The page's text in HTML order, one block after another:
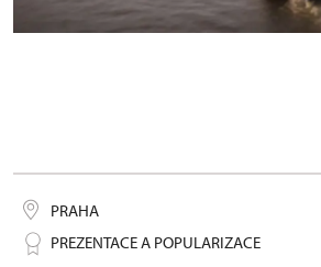
PRAHA
PREZENTACE A POPULARIZACE